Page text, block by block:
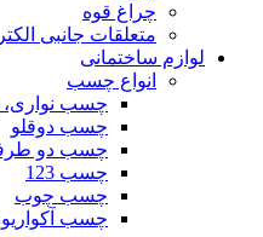
چراغ قوه
متعلقات جانبی
لوازم ساختمانی
انواع چسب
چسب
چسب دوقلو
چسب دو
چسب 123
چسب چوب
چسب